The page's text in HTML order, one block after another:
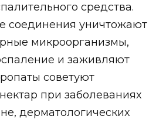
средства.
соединения уничтожают
микроорганизмы,
и заживляют
советуют
при заболеваниях
дерматологических